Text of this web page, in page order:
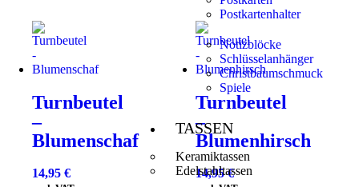
Postkartenhalter
Notizblöcke
Schlüsselanhänger
Christbaumschmuck
Spiele
TASSEN
Keramiktassen
Edelstahltassen
Turnbeutel
–
Blumenschaf
14,95 €
Turnbeutel
–
Blumenhirsch
14,95€